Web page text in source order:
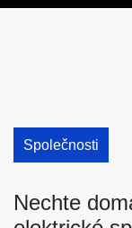
Společnosti
Nechte